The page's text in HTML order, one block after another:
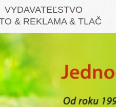
VYDAVATEĽSTVO
& REKLAMA & TLAČ